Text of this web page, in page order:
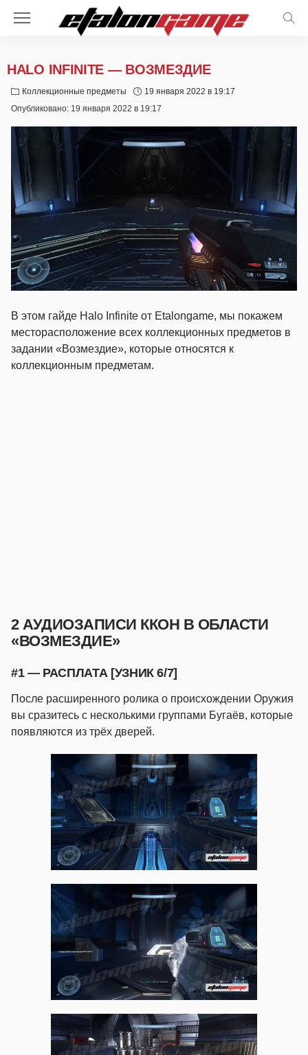
HALO INFINITE — ВОЗМЕЗДИЕ
Коллекционные предметы
19 января 2022 в 19:17
Опубликовано: 19 января 2022 в 19:17
В этом гайде Halo Infinite от Etalongame, мы покажем
месторасположение всех коллекционных предметов в
задании «Возмездие», которые относятся к
коллекционным предметам.
2 АУДИОЗАПИСИ ККОН В ОБЛАСТИ
«ВОЗМЕЗДИЕ»
#1 — РАСПЛАТА [УЗНИК 6/7]
После расширенного ролика о происхождении Оружия
вы сразитесь с несколькими группами Бугаёв, которые
появляются из трёх дверей.